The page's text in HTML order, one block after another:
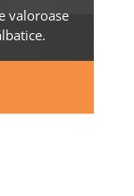
valoroase